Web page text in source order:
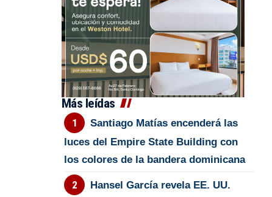
Más leídas
Santiago Matías encenderá las
luces del Empire State Building con
los colores de la bandera dominicana
Hansel García revela EE. UU.